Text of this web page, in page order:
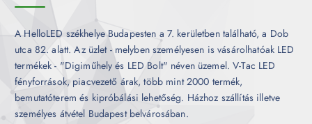
A HelloLED székhelye Budapesten a 7. kerületben található, a Dob
utca 82. alatt. Az üzlet - melyben személyesen is vásárolhatóak LED
termékek - "Digiműhely és LED Bolt" néven üzemel. V-Tac LED
fényforrások, piacvezető árak, több mint 2000 termék,
bemutatóterem és kipróbálási lehetőség. Házhoz szállítás illetve
személyes átvétel Budapest belvárosában.